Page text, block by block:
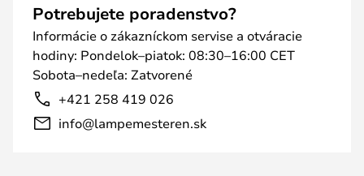
Potrebujete poradenstvo?
Informácie o zákazníckom servise a otváracie
hodiny: Pondelok–piatok: 08:30–16:00 CET
Sobota–nedeľa: Zatvorené
+421 258 419 026
info@lampemesteren.sk